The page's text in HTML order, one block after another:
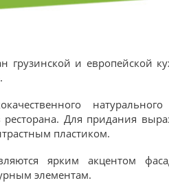
грузинской и европейской
Для придания
пластиком.
ярким акцентом
элементам.